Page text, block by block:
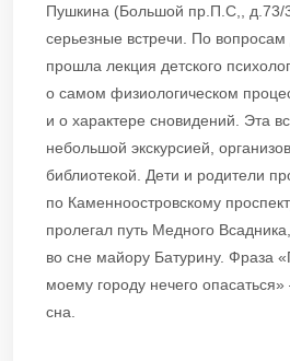
Пушкина (Большой пр.П.С,, д.73/
серьезные встречи. По
прошла лекция детского
о самом физиологическом
и о характере сновидений. Эта
небольшой экскурсией,
библиотекой. Дети и родители
по Каменноостровскому
пролегал путь Медного
во сне майору Батурину. Фраза
моему городу нечего опасаться»
сна.